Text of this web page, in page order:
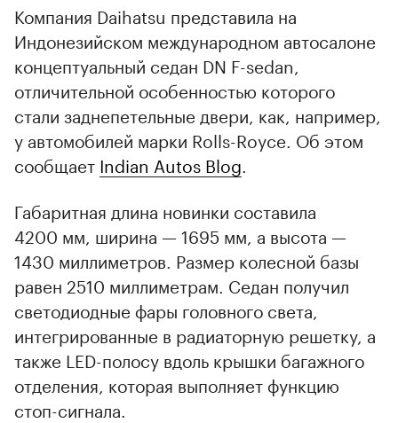
Компания Daihatsu представила на
Индонезийском международном автосалоне
концептуальный седан DN F-sedan,
отличительной особенностью которого
стали заднепетельные двери, как, например,
у автомобилей марки Rolls-Royce. Об этом
сообщает Indian Autos Blog
Габаритная длина новинки составила
4200 мм, ширина — 1695 мм, а высота —
1430 миллиметров. Размер колесной базы
равен 2510 миллиметрам. Седан получил
светодиодные фары головного света,
интегрированные в радиаторную решетку, а
также LED-полосу вдоль крышки багажного
отделения, которая выполняет функцию
стоп-сигнала.